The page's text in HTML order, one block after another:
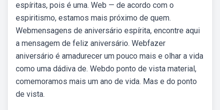
espíritas, pois é uma. Web — de acordo com o
espiritismo, estamos mais próximo de quem.
Webmensagens de aniversário espírita, encontre aqui
a mensagem de feliz aniversário. Webfazer
aniversário é amadurecer um pouco mais e olhar a vida
como uma dádiva de. Webdo ponto de vista material,
comemoramos mais um ano de vida. Mas e do ponto
de vista.